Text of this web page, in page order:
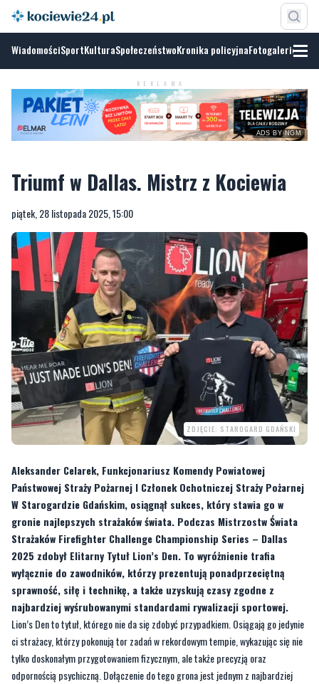
WiadomościSportKulturaSpołeczeństwoKronika policyjnaFotogalerie
REKLAMA
ADS BY NGM
Triumf w Dallas. Mistrz z Kociewia
piątek, 28 listopada 2025, 15:00
ZDJĘCIE: STAROGARD GDAŃSKI
Aleksander Celarek, Funkcjonariusz Komendy Powiatowej
Państwowej Straży Pożarnej I Członek Ochotniczej Straży Pożarnej
W Starogardzie Gdańskim, osiągnął sukces, który stawia go w
gronie najlepszych strażaków świata. Podczas Mistrzostw Świata
Strażaków Firefighter Challenge Championship Series – Dallas
2025 zdobył Elitarny Tytuł Lion’s Den. To wyróżnienie trafia
wyłącznie do zawodników, którzy prezentują ponadprzeciętną
sprawność, siłę i technikę, a także uzyskują czasy zgodne z
najbardziej wyśrubowanymi standardami rywalizacji sportowej.
Lion’s Den to tytuł, którego nie da się zdobyć przypadkiem. Osiągają go jedynie
ci strażacy, którzy pokonują tor zadań w rekordowym tempie, wykazując się nie
tylko doskonałym przygotowaniem fizycznym, ale także precyzją oraz
odpornością psychiczną. Dołączenie do tego grona jest jednym z najbardziej